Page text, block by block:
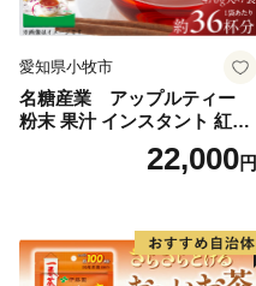
愛知県小牧市
名糖産業 アップルティー
粉末 果汁 インスタント 紅茶
ティー ビタミンC 袋 ロング
セラー 粉末飲料 粉末茶 簡単
22,000円